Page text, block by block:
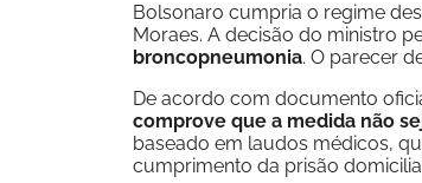
Bolsonaro cumpria o regime
Moraes. A decisão do ministro
broncopneumonia. O parecer
De acordo com documento
comprove que a medida não
baseado em laudos médicos,
cumprimento da prisão